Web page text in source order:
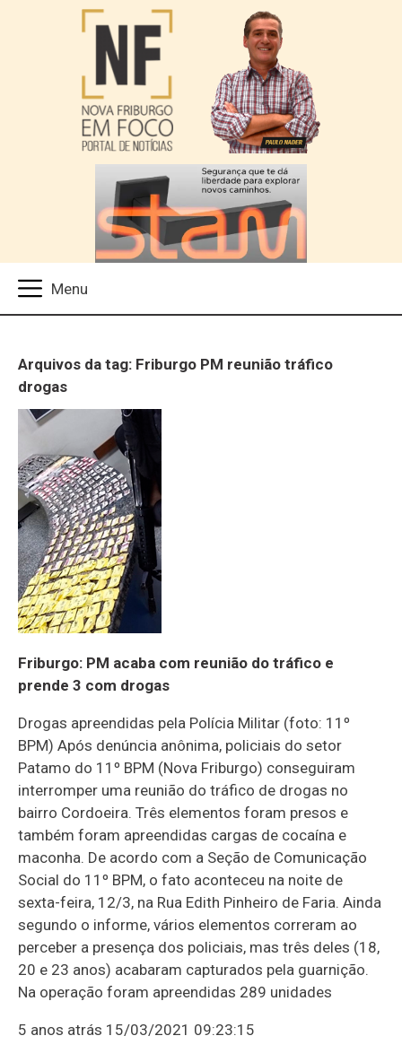
Arquivos da tag: Friburgo PM reunião tráfico
drogas
Friburgo: PM acaba com reunião do tráfico e
prende 3 com drogas
Drogas apreendidas pela Polícia Militar (foto: 11º
BPM) Após denúncia anônima, policiais do setor
Patamo do 11º BPM (Nova Friburgo) conseguiram
interromper uma reunião do tráfico de drogas no
bairro Cordoeira. Três elementos foram presos e
também foram apreendidas cargas de cocaína e
maconha. De acordo com a Seção de Comunicação
Social do 11º BPM, o fato aconteceu na noite de
sexta-feira, 12/3, na Rua Edith Pinheiro de Faria. Ainda
segundo o informe, vários elementos correram ao
perceber a presença dos policiais, mas três deles (18,
20 e 23 anos) acabaram capturados pela guarnição.
Na operação foram apreendidas 289 unidades
5 anos atrás 15/03/2021 09:23:15